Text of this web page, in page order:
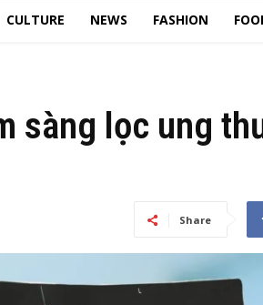
CULTURE NEWS FASHION
sàng lọc ung
Share